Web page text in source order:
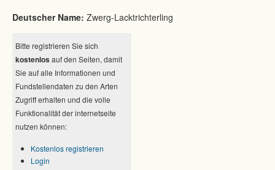
Deutscher Name: Zwerg-Lacktrichterling
Bitte registrieren Sie sich
kostenlos auf den Seiten, damit
Sie auf alle Informationen und
Fundstellendaten zu den Arten
Zugriff erhalten und die volle
Funktionalität der internetseite
nutzen können:
Kostenlos registrieren
Login